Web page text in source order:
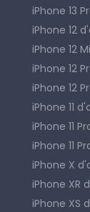
iPhone 13
iPhone 12
iPhone 12
iPhone 12
iPhone 12
iPhone 11
iPhone 11
iPhone 11
iPhone X
iPhone XR
iPhone XS